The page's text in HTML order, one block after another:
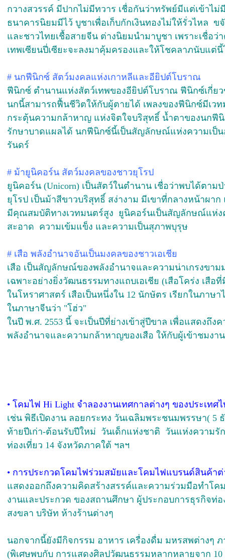
กวางสวรรค์ มีปากไม่มีทวาร เชื่อกันว่าทรัพย์มีแต่เข้าไม่
ธนาคารนิยมมีไว้ บูชาเพื่อเก็บกักเงินทองไม่ให้รั่วไหล
และชาวไทยเชื้อสายจีน ต่างนิยมนำมาบูชา เพราะเชื่อว่
เทพเซียนปี่เซียะจะลงมาคุ้มครองและให้โชคลาภนับแต่นี้
# นกฟีนิกซ์ สัตว์มงคลแห่งเกาหลีและอียิปต์โบราณ
ฟีนิกซ์ ตำนานแห่งสัตว์เทพของอียิปต์โบราณ ฟีนิกซ์เกี่ย
นกนี้สามารถฟื้นชีวิตให้กับผู้ตายได้ เพลงของฟีนิกซ์มีเว
กระตุ้นความกล้าหาญ แห่งจิตใจบริสุทธิ์ น้ำตาของนกฟี
รักษาบาดแผลได้ นกฟีนิกซ์นี้เป็นสัญลักษณ์แห่งความเป็
รันดร์
# ม้ายูนิคอร์น สัตว์มงคลของชาวยุโรป
ยูนิคอร์น (Unicorn) เป็นสัตว์ในตำนาน เชื่อว่าพบได้ตาม
ยุโรป เป็นม้าสีขาวบริสุทธิ์ สง่างาม มีเขาที่กลางหน้าผา
มีคุณสมบัติทางเวทมนตร์สูง ยูนิคอร์นเป็นสัญลักษณ์แห่ง
สะอาด ความเข้มแข็ง และความเป็นสุภาพบุรุษ
# เสือ พลังอำนาจอันเป็นมงคลของชาวเอเชีย
เสือ เป็นสัญลักษณ์ของพลังอำนาจและความน่าเกรงขา
เฉพาะอย่างยิ่งวัฒนธรรมทางแถบเอเชีย (เสือโคร่ง เสื
ในโหราศาสตร์ เสือเป็นหนึ่งใน 12 นักษัตร เรียกในภาษา
ในภาษาจีนว่า "โฮ่ว"
ในปี พ.ศ. 2553 นี้ จะเป็นปีที่ย่างเข้าสู่ปีขาล เพื่อแสดงถึง
พลังอำนาจและความกล้าหาญของเสือ ให้กับผู้เข้าชมงา
• โคมไฟ Hi Light จำลองงานเทศกาลต่างๆ ของประเทศ
เช่น พิธีเปิดงาน ลอยกระทง วันเฉลิมพระชนมพรรษา( 5
ท้ายปีเก่า-ต้อนรับปีใหม่ วันเด็กแห่งชาติ วันแห่งความรั
ท่องเที่ยว 14 จังหวัดภาคใต้ ฯลฯ
• การประกวดโคมไฟร่วมสมัยและโคมไฟแบรนด์สินค้าต่
แสดงออกถึงความคิดสร้างสรรค์และความร่วมมือทำโค
งานและประกวด ของสถานศึกษา ผู้ประกอบการธุรกิจท่
สงขลา บริษัท ห้างร้านต่างๆ
นอกจากนี้ยังมีกิจกรรม อาหาร เครื่องดื่ม มหรสพต่างๆ
(พิเศษพบกับ การแสดงศิลปวัฒนธรรมหลากหลายจาก